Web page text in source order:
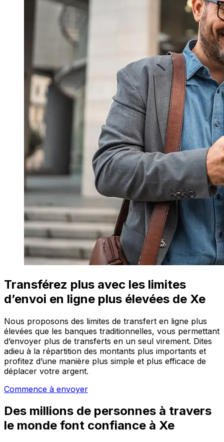
Transférez plus avec les limites
d’envoi en ligne plus élevées de Xe
Nous proposons des limites de transfert en ligne plus
élevées que les banques traditionnelles, vous permettant
d’envoyer plus de transferts en un seul virement. Dites
adieu à la répartition des montants plus importants et
profitez d’une manière plus simple et plus efficace de
déplacer votre argent.
Commence à envoyer
Des millions de personnes à travers
le monde font confiance à Xe